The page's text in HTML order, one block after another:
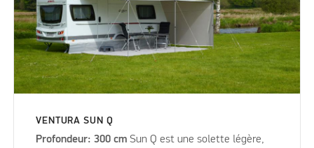
VENTURA SUN Q
Profondeur: 300 cm Sun Q est une solette légère,